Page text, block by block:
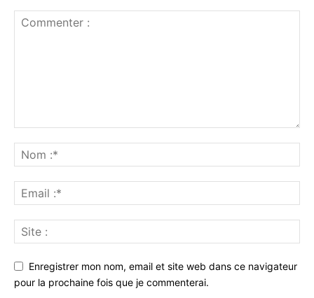
Enregistrer mon nom, email et site web dans ce navigateur
pour la prochaine fois que je commenterai.